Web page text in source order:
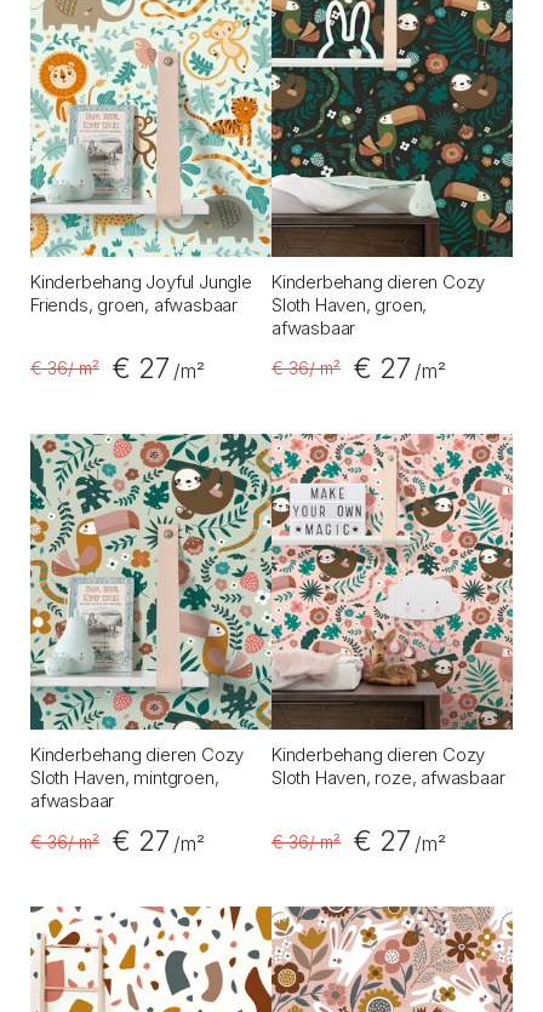
Kinderbehang Joyful Jungle
Friends, groen, afwasbaar
€ 36/ m² € 27 /m²
Kinderbehang dieren Cozy
Sloth Haven, groen,
afwasbaar
€ 36/ m² € 27 /m²
Kinderbehang dieren Cozy
Sloth Haven, mintgroen,
afwasbaar
€ 36/ m² € 27 /m²
Kinderbehang dieren Cozy
Sloth Haven, roze, afwasbaar
€ 36/ m² € 27 /m²